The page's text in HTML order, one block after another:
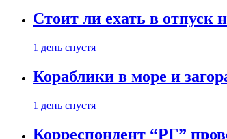
Стоит ли ехать в отпуск
1 день спустя
Кораблики в море и
1 день спустя
Корреспондент “РГ”